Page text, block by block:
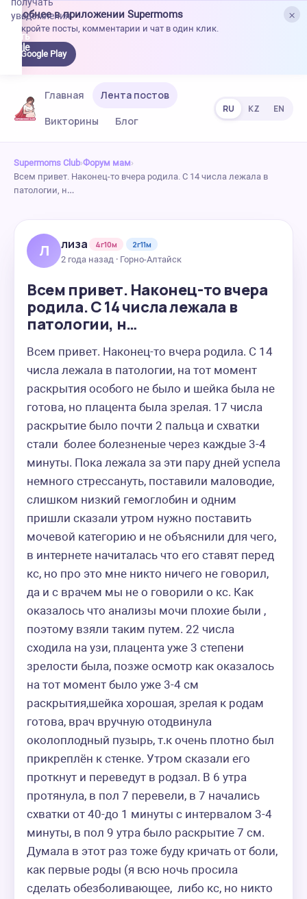
×
Удобнее в приложении Supermoms
Откройте посты, комментарии и чат в один клик.
Google Play
уведомления.
Главная
Лента постов
Викторины
Блог
RU KZ EN
Supermoms Club›Форум мам›
Всем привет. Наконец-то вчера родила. С 14 числа лежала в
патологии, н…
Л лиза 4г10м
2г11м
2 года назад · Горно-Алтайск
Всем привет. Наконец-то вчера
родила. С 14 числа лежала в
патологии, н…
Всем привет. Наконец-то вчера родила. С 14
числа лежала в патологии, на тот момент
раскрытия особого не было и шейка была не
готова, но плацента была зрелая. 17 числа
раскрытие было почти 2 пальца и схватки
стали  более болезненые через каждые 3-4
минуты. Пока лежала за эти пару дней успела
немного стрессануть, поставили маловодие,
слишком низкий гемоглобин и одним
пришли сказали утром нужно поставить
мочевой категорию и не объяснили для чего,
в интернете начиталась что его ставят перед
кс, но про это мне никто ничего не говорил,
да и с врачем мы не о говорили о кс. Как
оказалось что анализы мочи плохие были ,
поэтому взяли таким путем. 22 числа
сходила на узи, плацента уже 3 степени
зрелости была, позже осмотр как оказалось
на тот момент было уже 3-4 см
раскрытия,шейка хорошая, зрелая к родам
готова, врач вручную отодвинула
околоплодный пузырь, т.к очень плотно был
прикреплён к стенке. Утром сказали его
проткнут и переведут в родзал. В 6 утра
протянула, в пол 7 перевели, в 7 начались
схватки от 40-до 1 минуты с интервалом 3-4
минуты, в пол 9 утра было раскрытие 7 см.
Думала в этот раз тоже буду кричать от боли,
как первые роды (я всю ночь просила
сделать обезболивающее,  либо кс, но никто